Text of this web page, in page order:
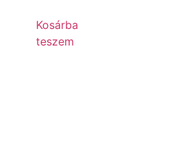
Kosárba
teszem